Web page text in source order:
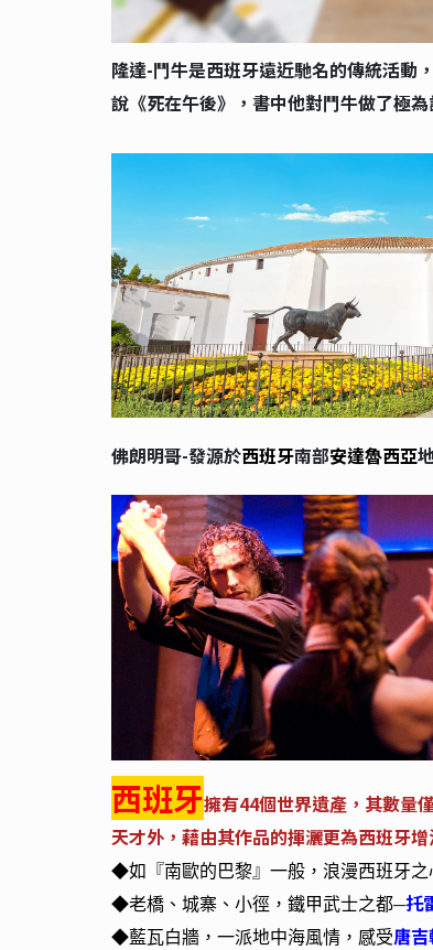
隆達-鬥牛是西班牙遠近馳名的傳統活動
說《死在午後》，書中他對鬥牛做了極
佛朗明哥-發源於西班牙南部安達魯西亞
西班牙擁有44個世界遺產，其數量
天才外，藉由其作品的揮灑更為西班牙增
◆如『南歐的巴黎』一般，浪漫西班牙
◆老橋、城寨、小徑，鐵甲武士之都─托
◆藍瓦白牆，一派地中海風情，感受唐